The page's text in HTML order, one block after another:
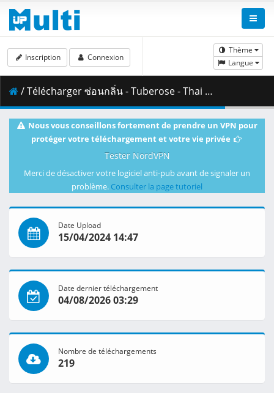
Thème
Langue
Inscription Connexion
/ Télécharger ซ่อนกลิ่น - Tuberose - Thai Gay Short Film (ENG SUB).mkv ( 107.23 MB )
Nous vous conseillons fortement de prendre un VPN pour
protéger votre téléchargement et votre vie privée
Tester NordVPN
Merci de désactiver votre logiciel anti-pub avant de signaler un
problème. Consulter la page tutoriel
Date Upload
15/04/2024 14:47
Date dernier téléchargement
04/08/2026 03:29
Nombre de téléchargements
219